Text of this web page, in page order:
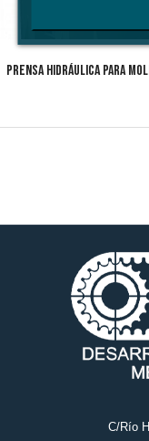
PRENSA HIDRÁULICA PARA
C/Río